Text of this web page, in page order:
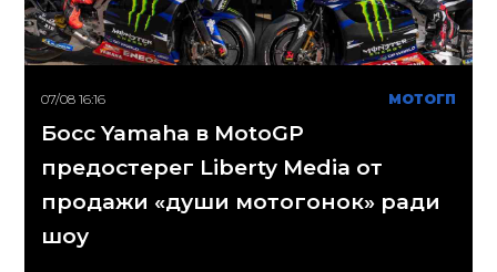
07/08 16:16 МОТОГП
Босс Yamaha в MotoGP
предостерег Liberty Media от
продажи «души мотогонок» ради
шоу